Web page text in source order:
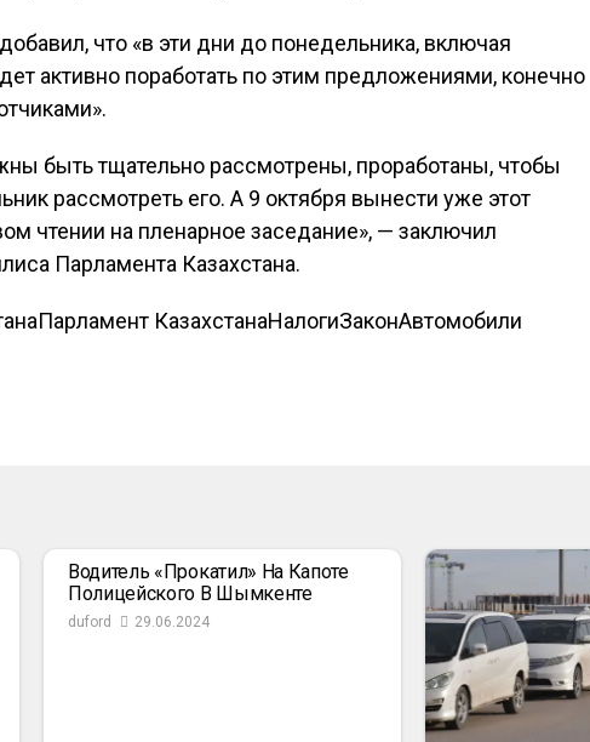
что «в эти дни до понедельника, включая
активно поработать по этим предложениями, конечно
быть тщательно рассмотрены, проработаны, чтобы
рассмотреть его. А 9 октября вынести уже этот
чтении на пленарное заседание», — заключил
Парламента Казахстана.
Парламент КазахстанаНалогиЗаконАвтомобили
Водитель «прокатил» На Капоте
Полицейского В Шымкенте
duford 29.06.2024